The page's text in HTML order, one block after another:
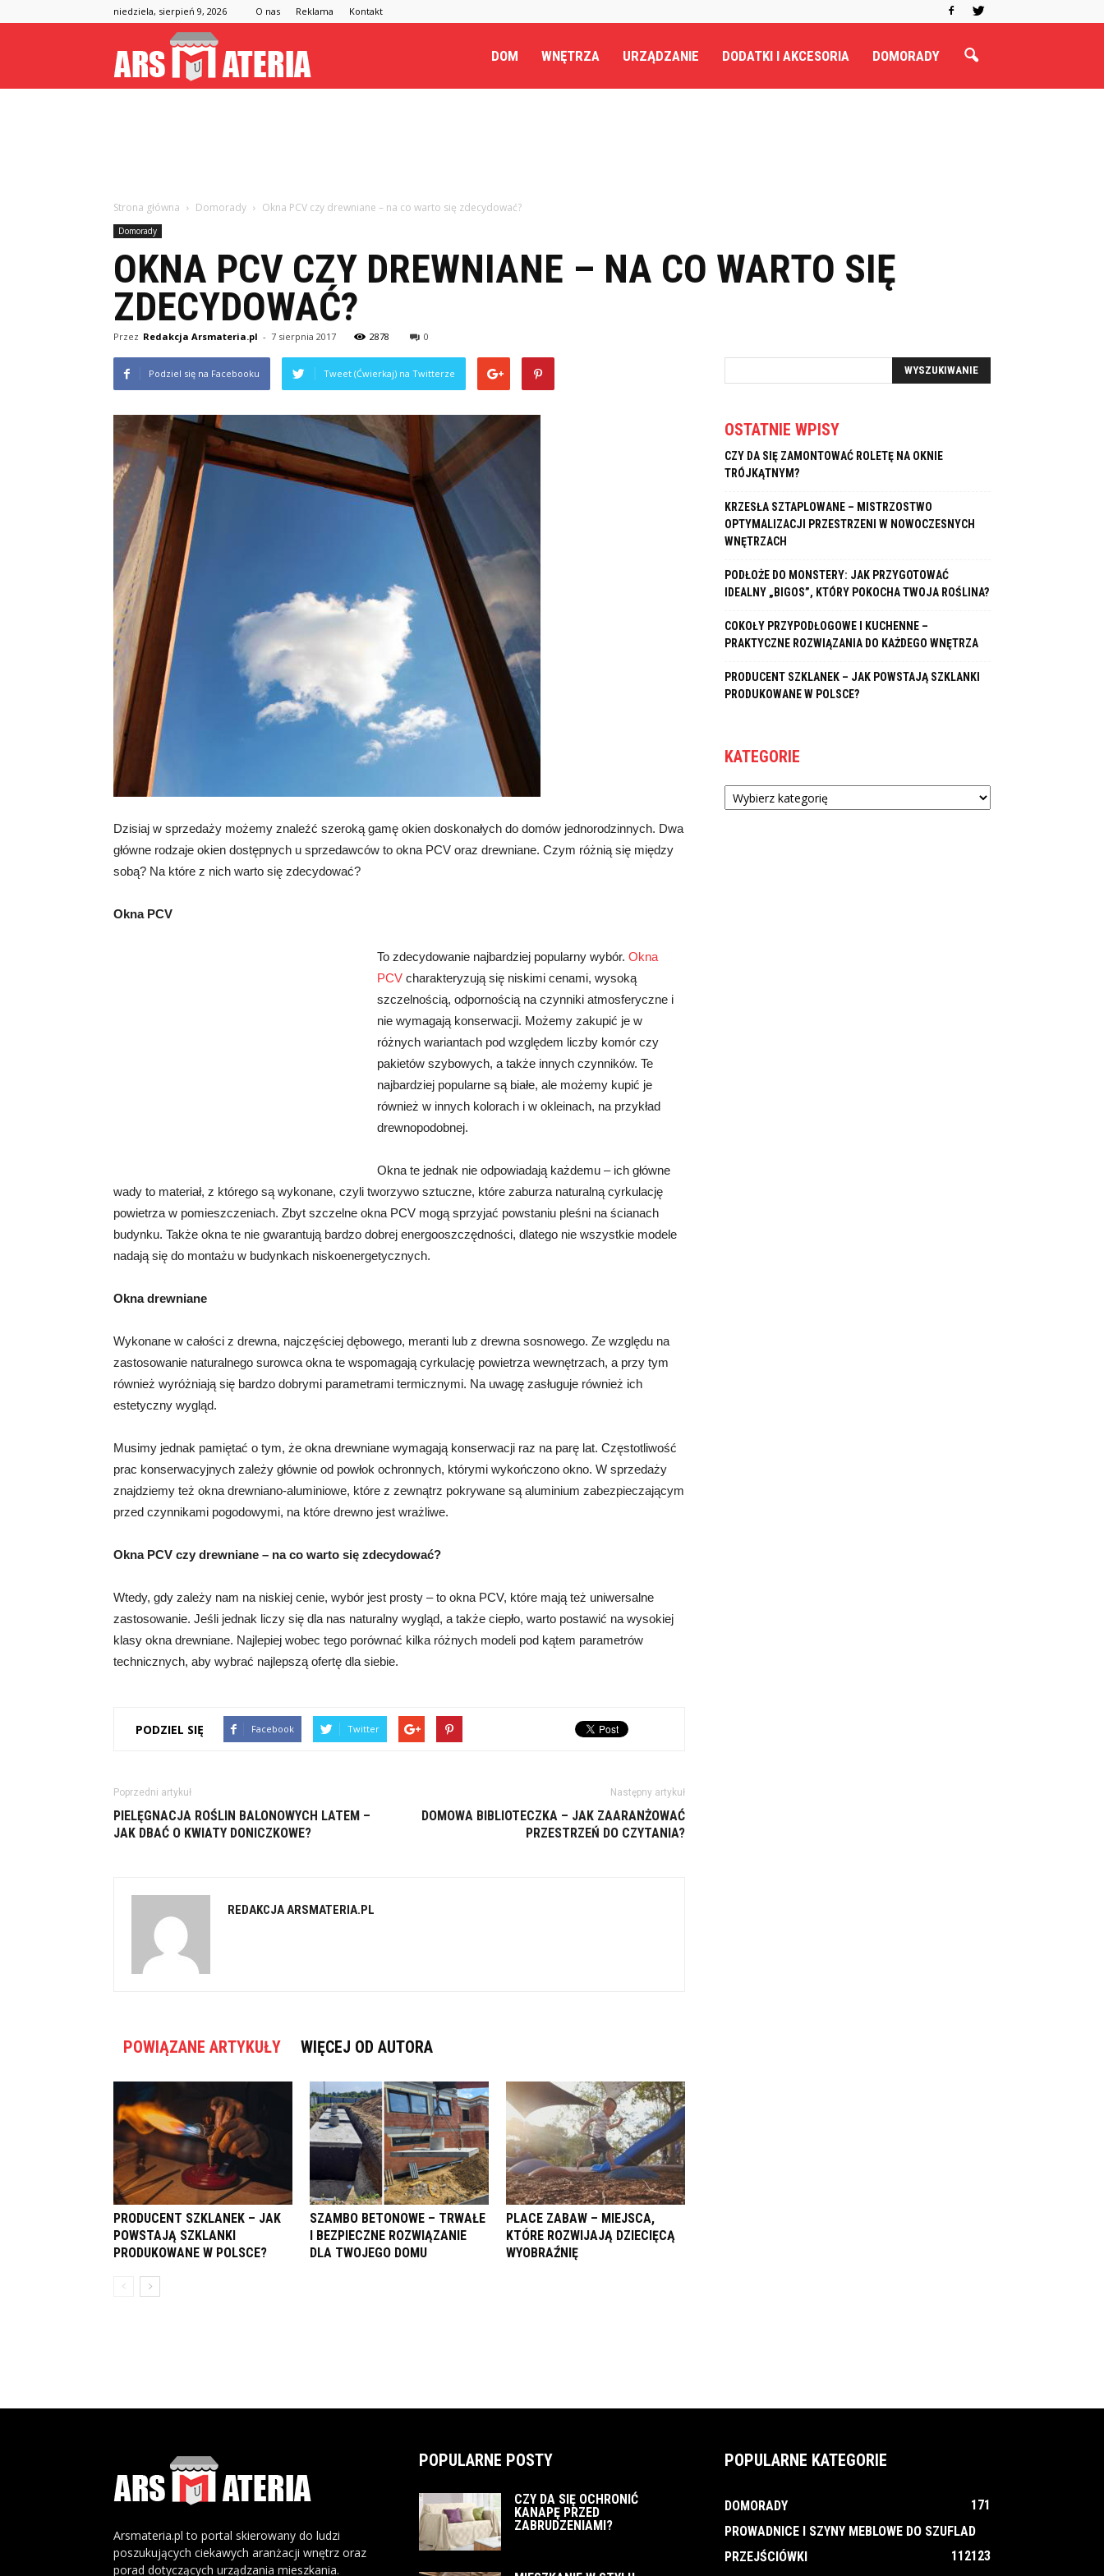
niedziela, sierpień 9, 2026 O nas Reklama Kontakt
DOM WNĘTRZA URZĄDZANIE DODATKI I AKCESORIA DOMORADY
Strona główna Domorady Okna PCV czy drewniane – na co warto się zdecydować?
Domorady
OKNA PCV CZY DREWNIANE – NA CO WARTO SIĘ
ZDECYDOWAĆ?
Przez Redakcja Arsmateria.pl - 7 sierpnia 2017 2878 0
Podziel się na Facebooku Tweet (Ćwierkaj) na Twitterze
Dzisiaj w sprzedaży możemy znaleźć szeroką gamę okien doskonałych do domów jednorodzinnych. Dwa
główne rodzaje okien dostępnych u sprzedawców to okna PCV oraz drewniane. Czym różnią się między
sobą? Na które z nich warto się zdecydować?
Okna PCV
To zdecydowanie najbardziej popularny wybór. Okna
PCV charakteryzują się niskimi cenami, wysoką
szczelnością, odpornością na czynniki atmosferyczne i
nie wymagają konserwacji. Możemy zakupić je w
różnych wariantach pod względem liczby komór czy
pakietów szybowych, a także innych czynników. Te
najbardziej popularne są białe, ale możemy kupić je
również w innych kolorach i w okleinach, na przykład
drewnopodobnej.
Okna te jednak nie odpowiadają każdemu – ich główne
wady to materiał, z którego są wykonane, czyli tworzywo sztuczne, które zaburza naturalną cyrkulację
powietrza w pomieszczeniach. Zbyt szczelne okna PCV mogą sprzyjać powstaniu pleśni na ścianach
budynku. Także okna te nie gwarantują bardzo dobrej energooszczędności, dlatego nie wszystkie modele
nadają się do montażu w budynkach niskoenergetycznych.
Okna drewniane
Wykonane w całości z drewna, najczęściej dębowego, meranti lub z drewna sosnowego. Ze względu na
zastosowanie naturalnego surowca okna te wspomagają cyrkulację powietrza wewnętrzach, a przy tym
również wyróżniają się bardzo dobrymi parametrami termicznymi. Na uwagę zasługuje również ich
estetyczny wygląd.
Musimy jednak pamiętać o tym, że okna drewniane wymagają konserwacji raz na parę lat. Częstotliwość
prac konserwacyjnych zależy głównie od powłok ochronnych, którymi wykończono okno. W sprzedaży
znajdziemy też okna drewniano-aluminiowe, które z zewnątrz pokrywane są aluminium zabezpieczającym
przed czynnikami pogodowymi, na które drewno jest wrażliwe.
Okna PCV czy drewniane – na co warto się zdecydować?
Wtedy, gdy zależy nam na niskiej cenie, wybór jest prosty – to okna PCV, które mają też uniwersalne
zastosowanie. Jeśli jednak liczy się dla nas naturalny wygląd, a także ciepło, warto postawić na wysokiej
klasy okna drewniane. Najlepiej wobec tego porównać kilka różnych modeli pod kątem parametrów
technicznych, aby wybrać najlepszą ofertę dla siebie.
PODZIEL SIĘ Facebook Twitter
Poprzedni artykuł
PIELĘGNACJA ROŚLIN BALONOWYCH LATEM –
JAK DBAĆ O KWIATY DONICZKOWE?
Następny artykuł
DOMOWA BIBLIOTECZKA – JAK ZAARANŻOWAĆ
PRZESTRZEŃ DO CZYTANIA?
REDAKCJA ARSMATERIA.PL
POWIĄZANE ARTYKUŁY WIĘCEJ OD AUTORA
PRODUCENT SZKLANEK – JAK
POWSTAJĄ SZKLANKI
PRODUKOWANE W POLSCE?
SZAMBO BETONOWE – TRWAŁE
I BEZPIECZNE ROZWIĄZANIE
DLA TWOJEGO DOMU
PLACE ZABAW – MIEJSCA,
KTÓRE ROZWIJAJĄ DZIECIĘCĄ
WYOBRAŹNIĘ
OSTATNIE WPISY
CZY DA SIĘ ZAMONTOWAĆ ROLETĘ NA OKNIE
TRÓJKĄTNYM?
KRZESŁA SZTAPLOWANE – MISTRZOSTWO
OPTYMALIZACJI PRZESTRZENI W NOWOCZESNYCH
WNĘTRZACH
PODŁOŻE DO MONSTERY: JAK PRZYGOTOWAĆ
IDEALNY „BIGOS”, KTÓRY POKOCHA TWOJA ROŚLINA?
COKOŁY PRZYPODŁOGOWE I KUCHENNE –
PRAKTYCZNE ROZWIĄZANIA DO KAŻDEGO WNĘTRZA
PRODUCENT SZKLANEK – JAK POWSTAJĄ SZKLANKI
PRODUKOWANE W POLSCE?
KATEGORIE
Kategorie
Arsmateria.pl to portal skierowany do ludzi
poszukujących ciekawych aranżacji wnętrz oraz
porad dotyczących urządzania mieszkania.
POPULARNE POSTY
CZY DA SIĘ OCHRONIĆ
KANAPĘ PRZED
ZABRUDZENIAMI?
POPULARNE KATEGORIE
DOMORADY
171
PROWADNICE I SZYNY MEBLOWE DO SZUFLAD
123
PRZEJŚCIÓWKI
112